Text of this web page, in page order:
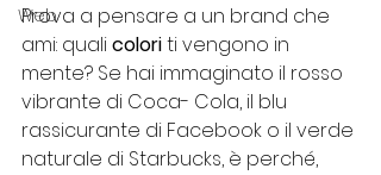
Web
Prova a pensare a un brand che
ami: quali colori ti vengono in
mente? Se hai immaginato il rosso
vibrante di Coca- Cola, il blu
rassicurante di Facebook o il verde
naturale di Starbucks, è perché,